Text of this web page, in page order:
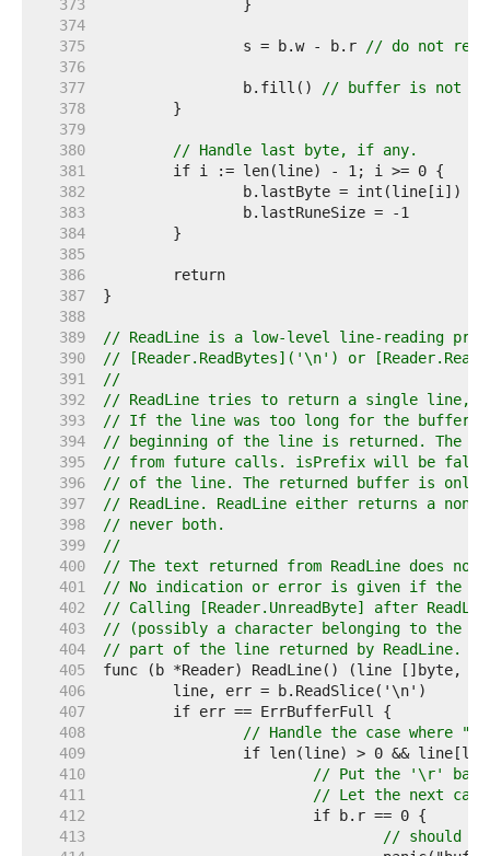
   373
   374
   375
		s = b.w - b.r
// do not
   376
   377
		b.fill()
// buffer is not
   378
   379
   380
// Handle last byte, if any.
   381
   382
   383
   384
   385
   386
   387
   388
   389
// ReadLine is a low-level line-reading
   390
// [Reader.ReadBytes]('\n') or
   391
//
   392
// ReadLine tries to return a single line,
   393
// If the line was too long for the buffer
   394
// beginning of the line is returned. The
   395
// from future calls. isPrefix will be false
   396
// of the line. The returned buffer is
   397
// ReadLine. ReadLine either returns a
   398
// never both.
   399
//
   400
// The text returned from ReadLine does
   401
// No indication or error is given if the
   402
// Calling [Reader.UnreadByte] after
   403
// (possibly a character belonging to the
   404
// part of the line returned by ReadLine.
   405
   406
   407
   408
// Handle the case where
   409
   410
// Put the '\r' back
   411
// Let the next call
   412
   413
// should be